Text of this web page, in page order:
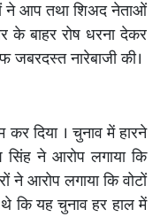
ने आप तथा शिअद नेताओं
के बाहर रोष धरना देकर
नारेबाजी की।
कर दिया । चुनाव में हारने
सिंह ने आरोप लगाया कि
ने आरोप लगाया कि वोटों
कि यह चुनाव हर हाल में